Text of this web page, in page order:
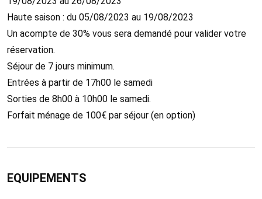
Haute saison : du 05/08/2023 au 19/08/2023
Un acompte de 30% vous sera demandé pour valider votre
réservation.
Séjour de 7 jours minimum.
Entrées à partir de 17h00 le samedi
Sorties de 8h00 à 10h00 le samedi.
Forfait ménage de 100€ par séjour (en option)
EQUIPEMENTS